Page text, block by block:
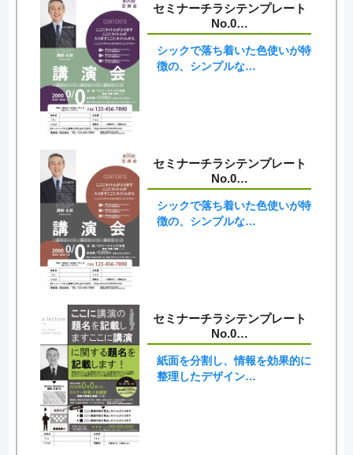
セミナーチラシテンプレート
No.0…
シックで落ち着いた色使いが特
徴の、シンプルな…
セミナーチラシテンプレート
No.0…
シックで落ち着いた色使いが特
徴の、シンプルな…
セミナーチラシテンプレート
No.0…
紙面を分割し、情報を効果的に
整理したデザイン…